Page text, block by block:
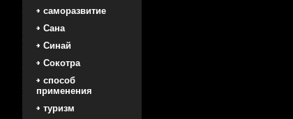
саморазвитие
Сана
Синай
Сокотра
способ
применения
туризм